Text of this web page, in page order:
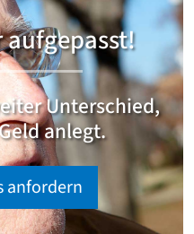
aufgepasst!
Unterschied,
anlegt.
anfordern